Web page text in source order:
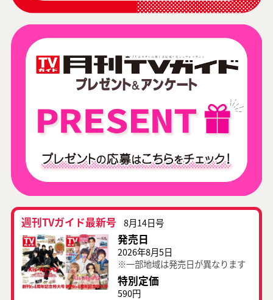
週刊TVガイド最新号 8月14日号
発売日
2026年8月5日
※一部地域は発売日が異なります
特別定価
590円